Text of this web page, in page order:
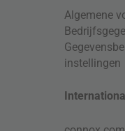
Algemene
instellingen